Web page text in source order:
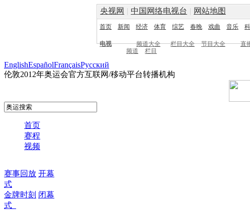
央视网 | 中国网络电视台 | 网站地图
首页 新闻 经济 体育 综艺 春晚 戏曲 音乐
电视 频道大全 栏目大全 节目大全 直
频道
栏目
EnglishEspañolFrançaisPусский
伦敦2012年奥运会官方互联网/移动平台转播机构
首页
赛程
视频
赛事回放 开幕
式
金牌时刻 闭幕
式